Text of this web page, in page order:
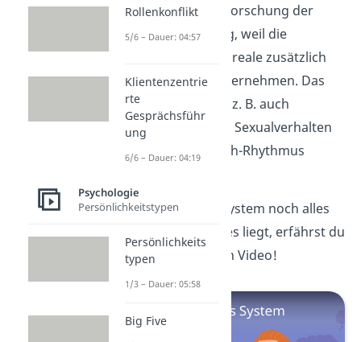
Außerdem ist die Erforschung der
Emotionen schwierig, weil die
betroffenen Gehirnareale zusätzlich
andere Aufgaben übernehmen. Das
limbische System ist z. B. auch
am Gedächtnis, dem Sexualverhalten
und dem Schlaf-Wach-Rhythmus
Was das limbische System noch alles
beeinflusst und wo es liegt, erfährst du
in unserem nächsten Video!
Rollenkonflikt
5/6 – Dauer: 04:57
Klientenzentrie
rte
Gesprächsführ
ung
6/6 – Dauer: 04:19
Psychologie
Persönlichkeitstypen
Persönlichkeits
typen
1/3 – Dauer: 05:58
Big Five